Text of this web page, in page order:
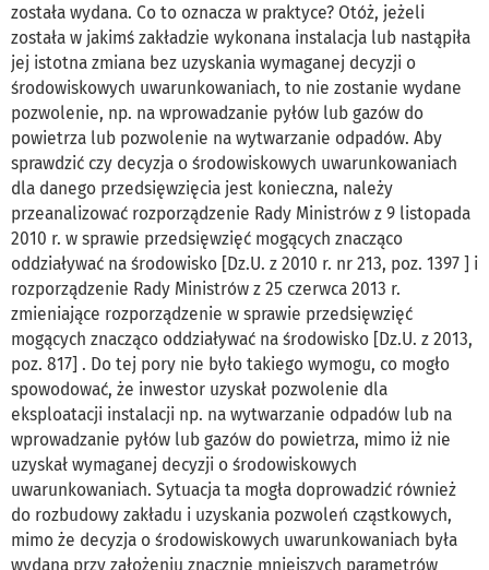
została wydana. Co to oznacza w praktyce? Otóż, jeżeli
została w jakimś zakładzie wykonana instalacja lub nastąpiła
jej istotna zmiana bez uzyskania wymaganej decyzji o
środowiskowych uwarunkowaniach, to nie zostanie wydane
pozwolenie, np. na wprowadzanie pyłów lub gazów do
powietrza lub pozwolenie na wytwarzanie odpadów. Aby
sprawdzić czy decyzja o środowiskowych uwarunkowaniach
dla danego przedsięwzięcia jest konieczna, należy
przeanalizować rozporządzenie Rady Ministrów z 9 listopada
2010 r. w sprawie przedsięwzięć mogących znacząco
oddziaływać na środowisko [Dz.U. z 2010 r. nr 213, poz. 1397 ] i
rozporządzenie Rady Ministrów z 25 czerwca 2013 r.
zmieniające rozporządzenie w sprawie przedsięwzięć
mogących znacząco oddziaływać na środowisko [Dz.U. z 2013,
poz. 817] . Do tej pory nie było takiego wymogu, co mogło
spowodować, że inwestor uzyskał pozwolenie dla
eksploatacji instalacji np. na wytwarzanie odpadów lub na
wprowadzanie pyłów lub gazów do powietrza, mimo iż nie
uzyskał wymaganej decyzji o środowiskowych
uwarunkowaniach. Sytuacja ta mogła doprowadzić również
do rozbudowy zakładu i uzyskania pozwoleń cząstkowych,
mimo że decyzja o środowiskowych uwarunkowaniach była
wydana przy założeniu znacznie mniejszych parametrów